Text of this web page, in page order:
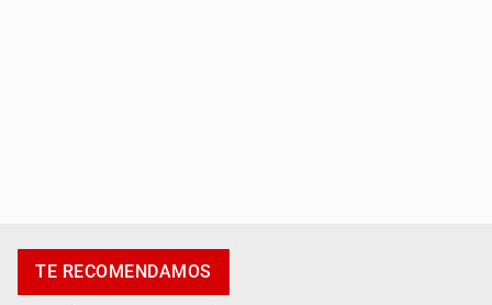
TE RECOMENDAMOS